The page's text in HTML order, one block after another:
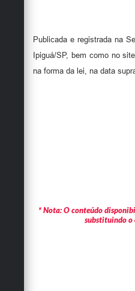
Publicada e registrada na
Ipiguá/SP, bem como no
na forma da lei, na data
* Nota: O conteúdo
substituindo